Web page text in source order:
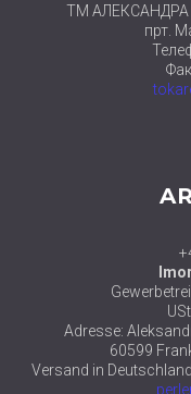
ТМ АЛЕКСАНДРА
прт.
Adresse:
60599
Versand in